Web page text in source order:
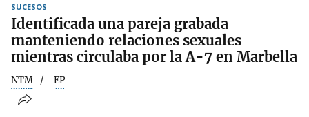
SUCESOS
Identificada una pareja grabada
manteniendo relaciones sexuales
mientras circulaba por la A-7 en Marbella
NTM EP